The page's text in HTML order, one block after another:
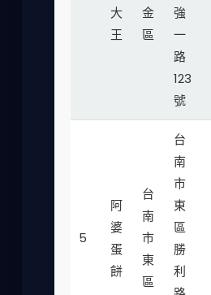
大
王
金
區
強
一
路
123
號
5
阿
婆
蛋
餅
台
南
市
東
區
台
南
市
東
區
勝
利